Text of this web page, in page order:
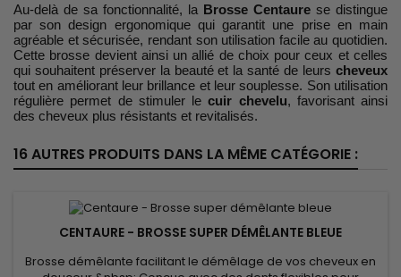
Au-delà de sa fonctionnalité, la Brosse Centaure se distingue
par son design ergonomique qui garantit une prise en main
agréable et sécurisée, rendant son utilisation facile au quotidien.
Cette brosse devient ainsi un allié de choix pour ceux et celles
qui souhaitent préserver la beauté et la santé de leurs cheveux
tout en améliorant leur brillance et leur souplesse. Son utilisation
régulière permet de stimuler lecuir chevelu, favorisant ainsi
des cheveux plus résistants et revitalisés.
16 AUTRES PRODUITS DANS LA MÊME CATÉGORIE :
CENTAURE - BROSSE SUPER DÉMÊLANTE BLEUE
Brosse démêlante facilitant le démêlage de vos cheveux en